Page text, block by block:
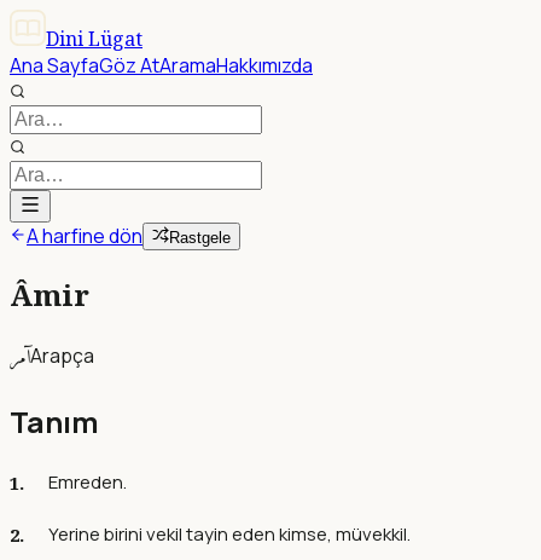
Dini Lügat
Ana SayfaGöz AtAramaHakkımızda
A harfine dön Rastgele
Âmir
آمرArapça
Tanım
Emreden.
Yerine birini vekil tayin eden kimse, müvekkil.